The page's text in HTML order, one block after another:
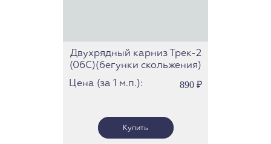
Двухрядный карниз Трек-2
(06С)(бегунки скольжения)
Цена (за 1 м.п.):
890 ₽